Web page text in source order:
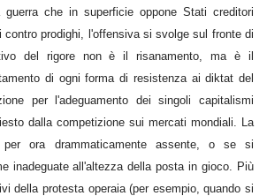
guerra che in superficie oppone Stati creditori
contro prodighi, l'offensiva si svolge sul fronte di
del rigore non è il risanamento, ma è il
di ogni forma di resistenza ai diktat del
per l'adeguamento dei singoli capitalismi
dalla competizione sui mercati mondiali. La
ora drammaticamente assente, o se si
inadeguate all'altezza della posta in gioco. Più
della protesta operaia (per esempio, quando si